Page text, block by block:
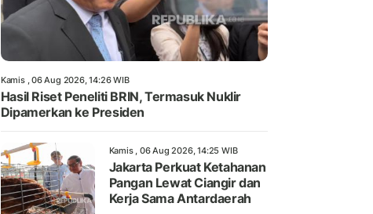
Kamis , 06 Aug 2026, 14:26 WIB
Hasil Riset Peneliti BRIN, Termasuk Nuklir
Dipamerkan ke Presiden
Kamis , 06 Aug 2026, 14:25 WIB
Jakarta Perkuat Ketahanan
Pangan Lewat Ciangir dan
Kerja Sama Antardaerah